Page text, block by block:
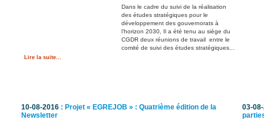
Dans le cadre du suivi de la réalisation
des études stratégiques pour le
développement des gouvernorats à
l’horizon 2030, Il a été tenu au siège du
CGDR deux réunions de travail entre le
comité de suivi des études stratégiques...
Lire la suite...
10-08-2016 : Projet « EGREJOB » : Quatrième édition de la
Newsletter
03-